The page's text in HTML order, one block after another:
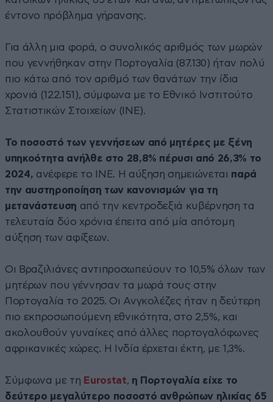
έντονο πρόβλημα γήρανσης.
Για άλλη μια φορά, ο συνολικός αριθμός των μωρών
που γεννήθηκαν στην Πορτογαλία (87.130) ήταν πολύ
πιο κάτω από τον αριθμό των θανάτων την ίδια
χρονιά (122.151), σύμφωνα με το Εθνικό Ινστιτούτο
Στατιστικών Στοιχείων (INE).
Το ποσοστό των γεννήσεων από μητέρες με ξένη
υπηκοότητα ανήλθε στο 28,8% πέρυσι από 26,3% το
2024, ανέφερε το INE. Η αύξηση σημειώνεται παρά
την αυστηροποίηση των κανονισμών για τη
μετανάστευση από την κεντροδεξιά κυβέρνηση τα
τελευταία δύο χρόνια έπειτα από μία απότομη
αύξηση των αφίξεων.
Οι Βραζιλιάνες αντιπροσωπεύουν το 10,5% όλων των
μητέρων που γέννησαν τα μωρά τους στην
Πορτογαλία το 2025. Οι Ανγκολέζες ήταν η δεύτερη
πιο εκπροσωπούμενη εθνικότητα, στο 2,5%, και
ακολουθούν γυναίκες από άλλες πορτογαλόφωνες
αφρικανικές χώρες. Η Ινδία έρχεται έκτη, με 1,3%.
Σύμφωνα με τη Eurostat, η Πορτογαλία είχε το
δεύτερο μεγαλύτερο ποσοστό ανθρώπων ηλικίας 65